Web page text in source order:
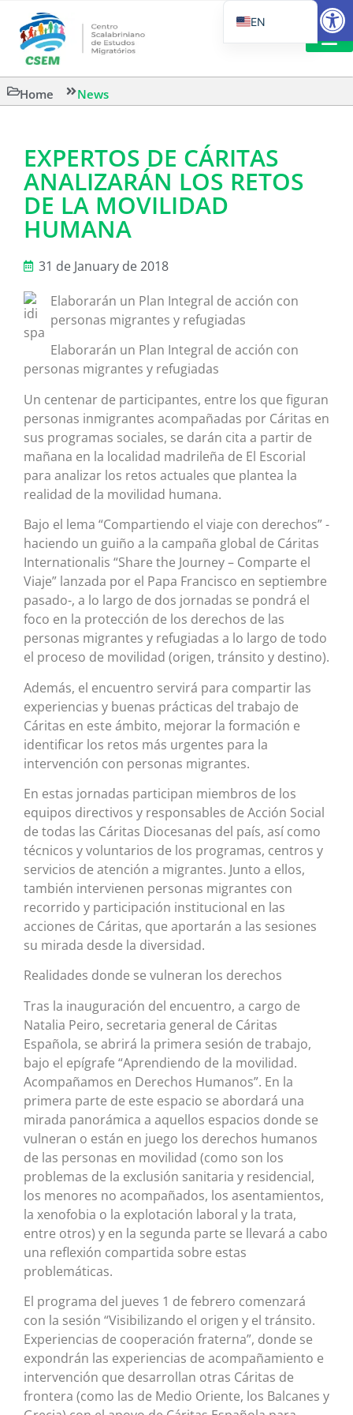
Home News
EXPERTOS DE CÁRITAS
ANALIZARÁN LOS RETOS
DE LA MOVILIDAD
HUMANA
31 de January de 2018
Elaborarán un Plan Integral de acción con
personas migrantes y refugiadas
Elaborarán un Plan Integral de acción con
personas migrantes y refugiadas
Un centenar de participantes, entre los que figuran
personas inmigrantes acompañadas por Cáritas en
sus programas sociales, se darán cita a partir de
mañana en la localidad madrileña de El Escorial
para analizar los retos actuales que plantea la
realidad de la movilidad humana.
Bajo el lema “Compartiendo el viaje con derechos” -
haciendo un guiño a la campaña global de Cáritas
Internationalis “Share the Journey – Comparte el
Viaje” lanzada por el Papa Francisco en septiembre
pasado-, a lo largo de dos jornadas se pondrá el
foco en la protección de los derechos de las
personas migrantes y refugiadas a lo largo de todo
el proceso de movilidad (origen, tránsito y destino).
Además, el encuentro servirá para compartir las
experiencias y buenas prácticas del trabajo de
Cáritas en este ámbito, mejorar la formación e
identificar los retos más urgentes para la
intervención con personas migrantes.
En estas jornadas participan miembros de los
equipos directivos y responsables de Acción Social
de todas las Cáritas Diocesanas del país, así como
técnicos y voluntarios de los programas, centros y
servicios de atención a migrantes. Junto a ellos,
también intervienen personas migrantes con
recorrido y participación institucional en las
acciones de Cáritas, que aportarán a las sesiones
su mirada desde la diversidad.
Realidades donde se vulneran los derechos
Tras la inauguración del encuentro, a cargo de
Natalia Peiro, secretaria general de Cáritas
Española, se abrirá la primera sesión de trabajo,
bajo el epígrafe “Aprendiendo de la movilidad.
Acompañamos en Derechos Humanos”. En la
primera parte de este espacio se abordará una
mirada panorámica a aquellos espacios donde se
vulneran o están en juego los derechos humanos
de las personas en movilidad (como son los
problemas de la exclusión sanitaria y residencial,
los menores no acompañados, los asentamientos,
la xenofobia o la explotación laboral y la trata,
entre otros) y en la segunda parte se llevará a cabo
una reflexión compartida sobre estas
problemáticas.
El programa del jueves 1 de febrero comenzará
con la sesión “Visibilizando el origen y el tránsito.
Experiencias de cooperación fraterna”, donde se
expondrán las experiencias de acompañamiento e
intervención que desarrollan otras Cáritas de
frontera (como las de Medio Oriente, los Balcanes y
EN
IT